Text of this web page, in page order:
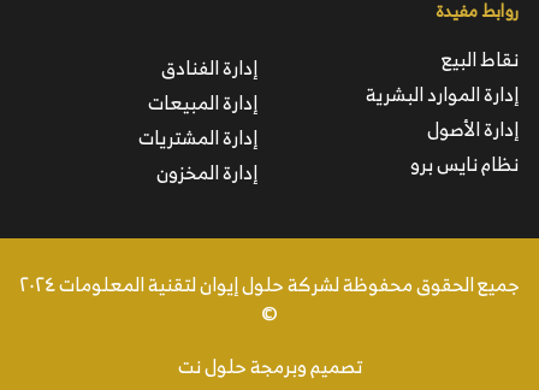
روابط مفيدة
نقاط البيع
إدارة الموارد البشرية
إدارة الأصول
نظام نايس برو
إدارة الفنادق
إدارة المبيعات
إدارة المشتريات
إدارة المخزون
جميع الحقوق محفوظة لشركة حلول إيوان لتقنية المعلومات ٢٠٢٤
©
تصميم وبرمجة حلول نت